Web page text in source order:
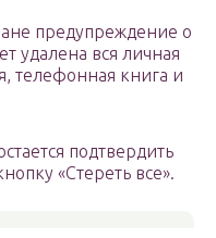
предупреждение о
удалена вся личная
телефонная книга и
подтвердить
«Стереть все».